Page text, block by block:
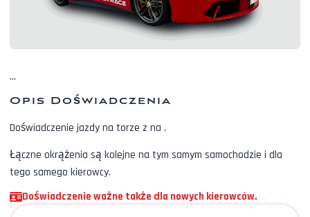
...
Opis Doświadczenia
Doświadczenie jazdy na torze z na .
Łączne okrążenia są kolejne na tym samym samochodzie i dla
tego samego kierowcy.
Doświadczenie ważne także dla nowych kierowców.